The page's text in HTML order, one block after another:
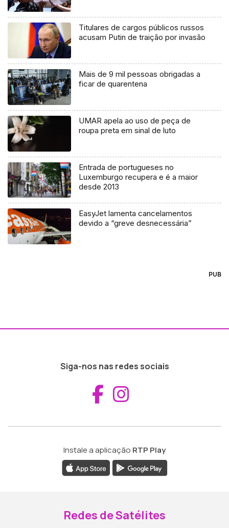
Titulares de cargos públicos russos
acusam Putin de traição por invasão
Mais de 9 mil pessoas obrigadas a
ficar de quarentena
UMAR apela ao uso de peça de
roupa preta em sinal de luto
Entrada de portugueses no
Luxemburgo recupera e é a maior
desde 2013
EasyJet lamenta cancelamentos
devido a “greve desnecessária”
PUB
Siga-nos nas redes sociais
Aceder ao
Instale a aplicação RTP Play
Redes de Satélites